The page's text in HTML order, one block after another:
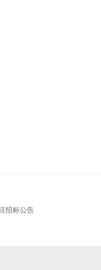
招标公告